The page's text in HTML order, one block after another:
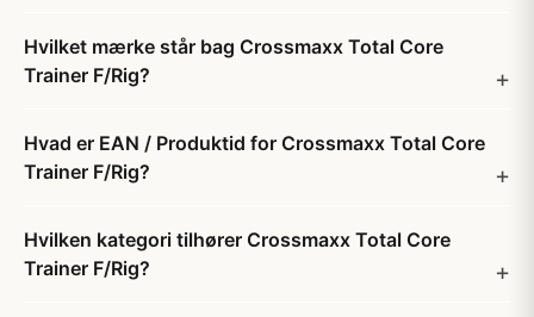
Hvilket mærke står bag Crossmaxx Total Core
Trainer F/Rig?
Hvad er EAN / Produktid for Crossmaxx Total Core
Trainer F/Rig?
Hvilken kategori tilhører Crossmaxx Total Core
Trainer F/Rig?